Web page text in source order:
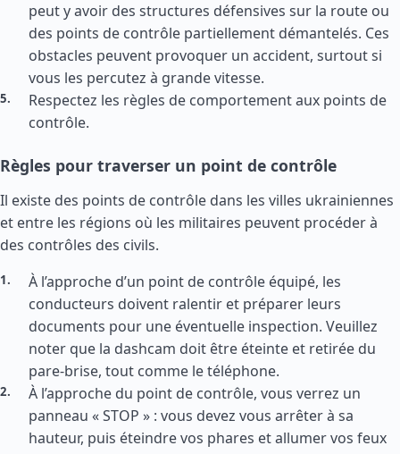
peut y avoir des structures défensives sur la route ou
des points de contrôle partiellement démantelés. Ces
obstacles peuvent provoquer un accident, surtout si
vous les percutez à grande vitesse.
Respectez les règles de comportement aux points de
contrôle.
Règles pour traverser un point de contrôle
Il existe des points de contrôle dans les villes ukrainiennes
et entre les régions où les militaires peuvent procéder à
des contrôles des civils.
À l’approche d’un point de contrôle équipé, les
conducteurs doivent ralentir et préparer leurs
documents pour une éventuelle inspection. Veuillez
noter que la dashcam doit être éteinte et retirée du
pare-brise, tout comme le téléphone.
À l’approche du point de contrôle, vous verrez un
panneau « STOP » : vous devez vous arrêter à sa
hauteur, puis éteindre vos phares et allumer vos feux